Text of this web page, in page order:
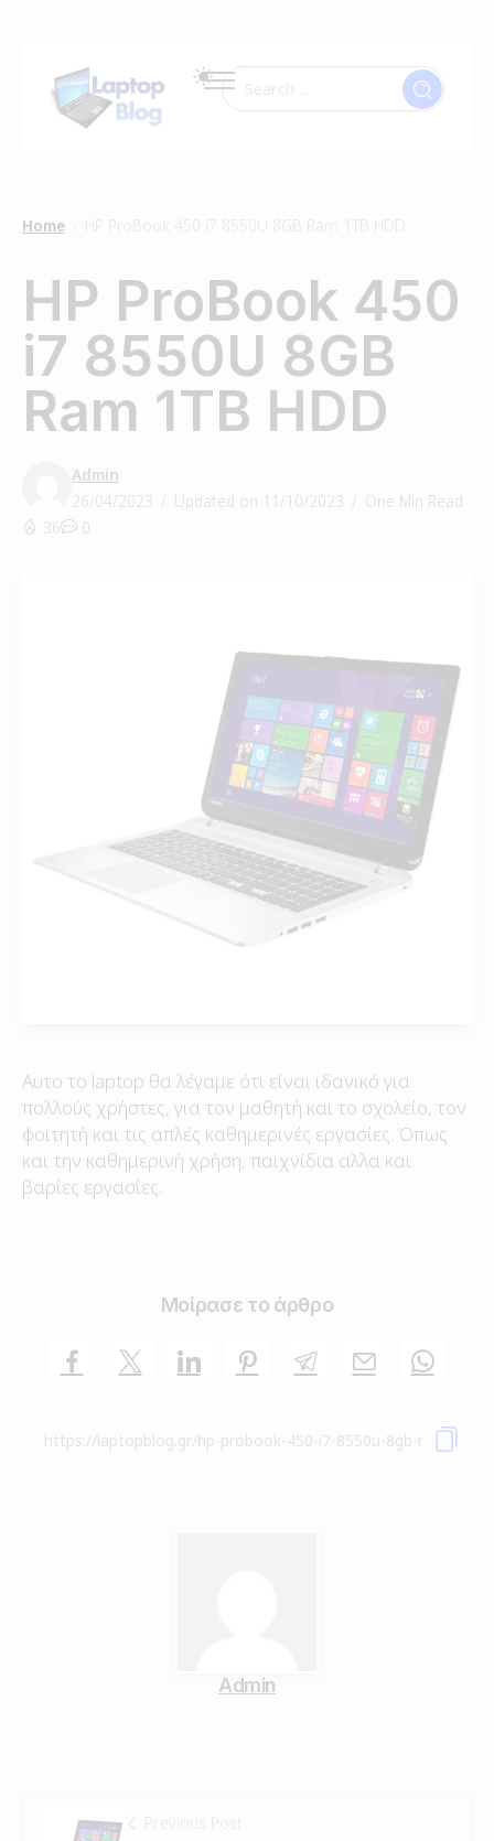
Home HP ProBook 450 i7 8550U 8GB Ram 1TB HDD
HP ProBook 450
i7 8550U 8GB
Ram 1TB HDD
Admin
26/04/2023
Updated on 11/10/2023
One Min Read
36
0
Αυτο το laptop θα λέγαμε ότι είναι ιδανικό για
πολλούς χρήστες, για τον μαθητή και το σχολείο, τον
φοιτητή και τις απλές καθημερινές εργασίες. Όπως
και την καθημερινή χρήση, παιχνίδια αλλα και
βαρίες εργασίες.
Μοίρασε το άρθρο
Admin
Previous Post